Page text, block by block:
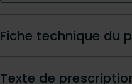
Fiche technique du
Texte de